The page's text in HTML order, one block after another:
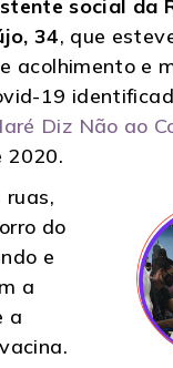
social da
34, que
acolhimento e
19
Diz Não ao
2020.
ruas,
do
e
a
a